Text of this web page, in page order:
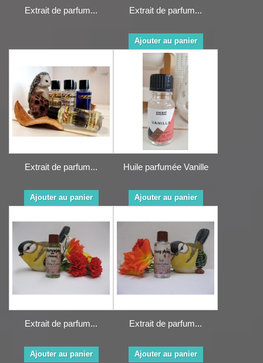
Extrait de parfum... Extrait de parfum...
Ajouter au panier
Extrait de parfum...
Ajouter au panier
Huile parfumée Vanille
Ajouter au panier
Extrait de parfum...
Ajouter au panier
Extrait de parfum...
Ajouter au panier